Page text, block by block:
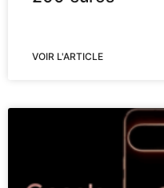
VOIR L'ARTICLE